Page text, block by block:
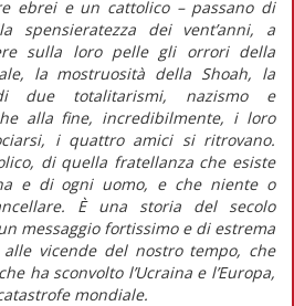
ebrei e un cattolico – passano di
spensieratezza dei vent’anni, a
sulla loro pelle gli orrori della
la mostruosità della Shoah, la
due totalitarismi, nazismo e
alla fine, incredibilmente, i loro
i quattro amici si ritrovano.
di quella fratellanza che esiste
e di ogni uomo, e che niente o
È una storia del secolo
messaggio fortissimo e di estrema
vicende del nostro tempo, che
ha sconvolto l’Ucraina e l’Europa,
mondiale.